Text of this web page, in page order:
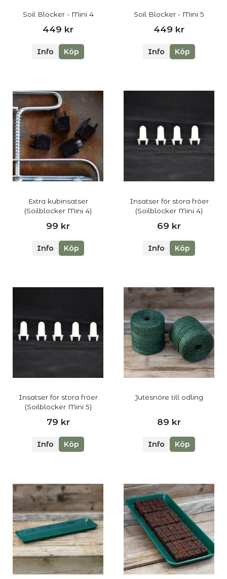
Soil Blocker - Mini 4
449 kr
Info Köp
Soil Blocker - Mini 5
449 kr
Info Köp
Extra kubinsatser
(Soilblocker Mini 4)
99 kr
Info Köp
Insatser för stora fröer
(Soilblocker Mini 4)
69 kr
Info Köp
Insatser för stora fröer
(Soilblocker Mini 5)
79 kr
Info Köp
Jutesnöre till odling
89 kr
Info Köp